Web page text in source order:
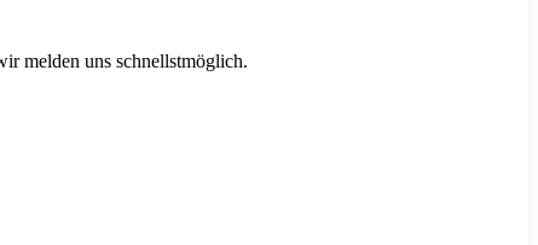
melden uns schnellstmöglich.